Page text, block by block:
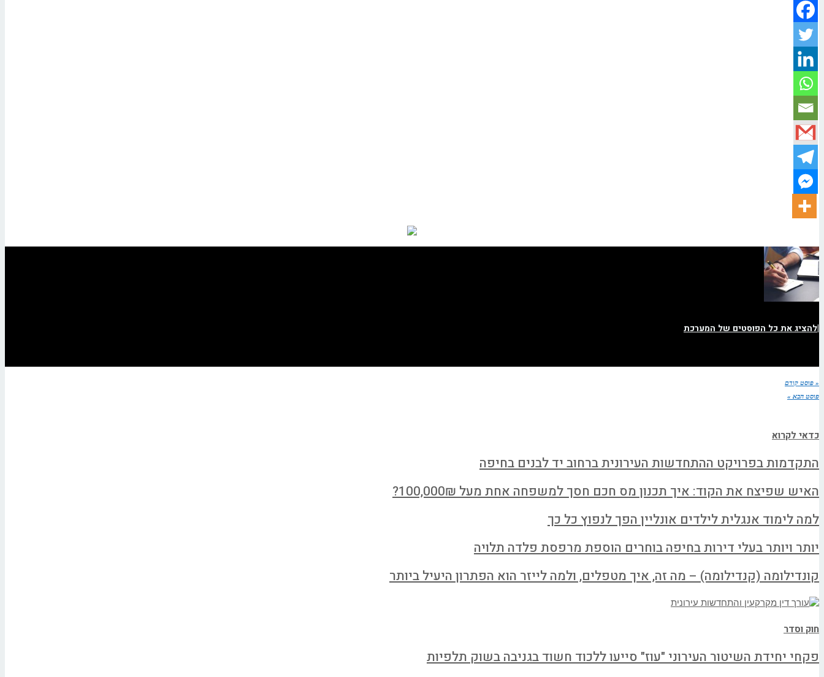
|להציג את כל הפוסטים של המערכת
« פוסט קודם
פוסט הבא »
כדאי לקרוא
התקדמות בפרויקט ההתחדשות העירונית ברחוב יד לבנים בחיפה
האיש שפיצח את הקוד: איך תכנון מס חכם חסך למשפחה אחת מעל 100,000₪?
למה לימוד אנגלית לילדים אונליין הפך לנפוץ כל כך
יותר ויותר בעלי דירות בחיפה בוחרים הוספת מרפסת פלדה תלויה
קונדילומה (קנדילומה) – מה זה, איך מטפלים, ולמה לייזר הוא הפתרון היעיל ביותר
חוק וסדר
פקחי יחידת השיטור העירוני "עוז" סייעו ללכוד חשוד בגניבה בשוק תלפיות